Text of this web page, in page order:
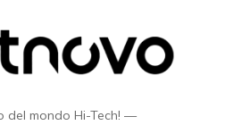
del mondo Hi-Tech! —